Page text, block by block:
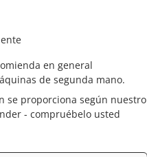
en general
de segunda mano.
se proporciona según nuestro
- compruébelo usted